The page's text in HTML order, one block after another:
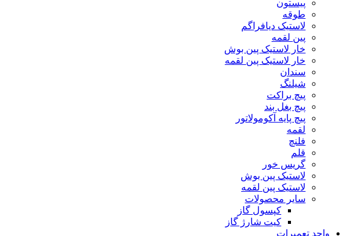
پیستون
طوقه
لاستیک دیافراگم
پین لقمه
خار لاستیک پین بوش
خار لاستیک پین لقمه
سندان
شیلنگ
پیچ براکت
پیچ بغل بند
پیچ پایه آکومولاتور
لقمه
فلنچ
قلم
گریس خور
لاستیک پین بوش
لاستیک پین لقمه
سایر محصولات
کپسول گاز
کیت شارژ گاز
واحد تعمیرات